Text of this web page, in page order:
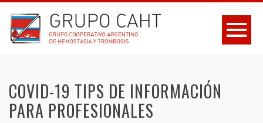
COVID-19 TIPS DE INFORMACIÓN
PARA PROFESIONALES